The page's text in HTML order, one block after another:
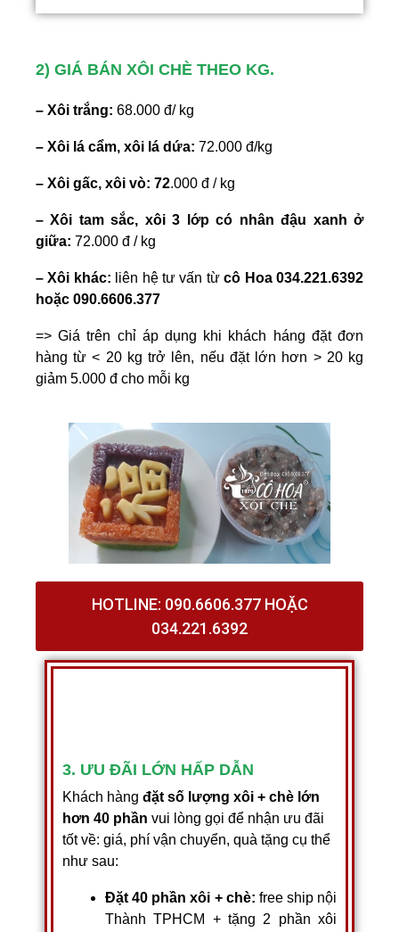
2) GIÁ BÁN XÔI CHÈ THEO KG.
– Xôi trắng: 68.000 đ/ kg
– Xôi lá cẩm, xôi lá dứa: 72.000 đ/kg
– Xôi gấc, xôi vò: 72.000 đ / kg
– Xôi tam sắc, xôi 3 lớp có nhân đậu xanh ở
giữa: 72.000 đ / kg
– Xôi khác: liên hệ tư vấn từcô Hoa 034.221.6392
hoặc 090.6606.377
=> Giá trên chỉ áp dụng khi khách háng đặt đơn
hàng từ < 20 kg trở lên, nếu đặt lớn hơn > 20 kg
giảm 5.000 đ cho mỗi kg
HOTLINE: 090.6606.377 HOẶC
034.221.6392
3. ƯU ĐÃI LỚN HẤP DẪN
Khách hàng đặt số lượng xôi + chè lớn
hơn 40 phần vui lòng gọi để nhận ưu đãi
tốt về: giá, phí vận chuyển, quà tặng cụ thể
như sau:
Đặt 40 phần xôi + chè: free ship nội
Thành TPHCM + tặng 2 phần xôi